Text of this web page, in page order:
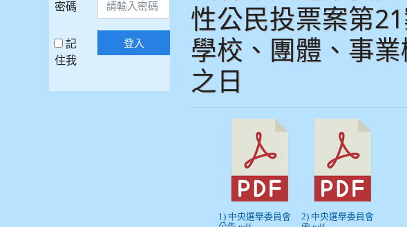
性公民投票案第
學校、團體、事
之日
1) 中央選舉委員會
2) 中央選舉委員會
密碼
記
住我
登入